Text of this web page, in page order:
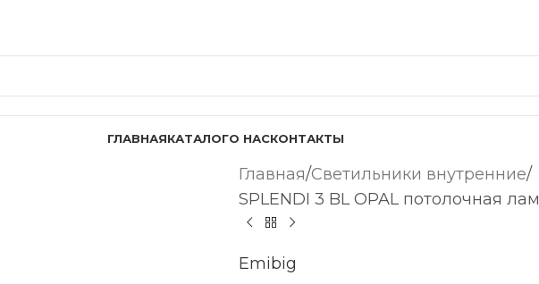
ГЛАВНАЯКАТАЛОГО НАСКОНТАКТЫ
Главная Светильники внутренние
SPLENDI 3 BL OPAL потолочная
Emibig